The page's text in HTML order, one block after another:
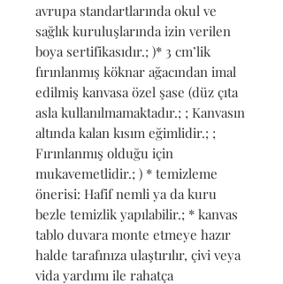
avrupa standartlarında okul ve
sağlık kuruluşlarında izin verilen
boya sertifikasıdır.; )* 3 cm’lik
fırınlanmış köknar ağacından imal
edilmiş kanvasa özel şase (düz çıta
asla kullanılmamaktadır.; ; Kanvasın
altında kalan kısım eğimlidir.; ;
Fırınlanmış olduğu için
mukavemetlidir.; ) * temizleme
önerisi: Hafif nemli ya da kuru
bezle temizlik yapılabilir.; * kanvas
tablo duvara monte etmeye hazır
halde tarafınıza ulaştırılır, çivi veya
vida yardımı ile rahatça